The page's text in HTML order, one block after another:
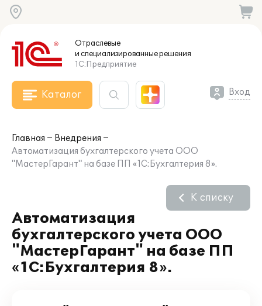
Отраслевые
и специализированныерешения
1С:Предприятие
Каталог Вход
Главная
Внедрения
Автоматизация бухгалтерского учета ООО
"МастерГарант" на базе ПП «1С:Бухгалтерия 8».
Автоматизация
бухгалтерского учета ООО
"МастерГарант" на базе ПП
«1С:Бухгалтерия 8».
К списку